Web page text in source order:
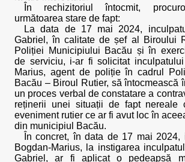
În rechizitoriul întocmit,
următoarea stare de fapt:
La data de 17 mai 2024,
Gabriel, în calitate de șef al Biroului
Poliției Municipiului Bacău și în
de serviciu, i-ar fi solicitat
Marius, agent de poliție în cadrul
Bacău – Biroul Rutier, să întocmească
un proces verbal de constatare a
reținerii unei situații de fapt nereale
eveniment rutier ce ar fi avut loc în
din municipiul Bacău.
În concret, în data de 17 mai 2024,
Bogdan-Marius, la instigarea
Gabriel, ar fi aplicat o pedeapsă